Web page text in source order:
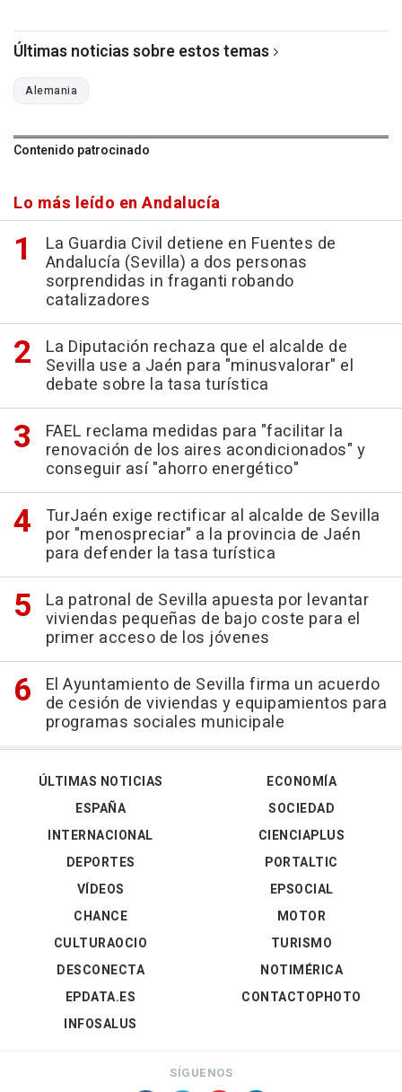
Últimas noticias sobre estos temas
Alemania
Contenido patrocinado
Lo más leído en Andalucía
La Guardia Civil detiene en Fuentes de
Andalucía (Sevilla) a dos personas
sorprendidas in fraganti robando
catalizadores
La Diputación rechaza que el alcalde de
Sevilla use a Jaén para "minusvalorar" el
debate sobre la tasa turística
FAEL reclama medidas para "facilitar la
renovación de los aires acondicionados" y
conseguir así "ahorro energético"
TurJaén exige rectificar al alcalde de Sevilla
por "menospreciar" a la provincia de Jaén
para defender la tasa turística
La patronal de Sevilla apuesta por levantar
viviendas pequeñas de bajo coste para el
primer acceso de los jóvenes
El Ayuntamiento de Sevilla firma un acuerdo
de cesión de viviendas y equipamientos para
programas sociales municipale
ÚLTIMAS NOTICIAS
ESPAÑA
INTERNACIONAL
DEPORTES
VÍDEOS
ECONOMÍA
SOCIEDAD
CIENCIAPLUS
PORTALTIC
EPSOCIAL
CHANCE
CULTURAOCIO
DESCONECTA
EPDATA.ES
INFOSALUS
MOTOR
TURISMO
NOTIMÉRICA
CONTACTOPHOTO
SÍGUENOS